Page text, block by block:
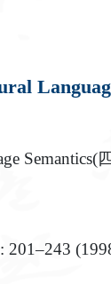
201–243